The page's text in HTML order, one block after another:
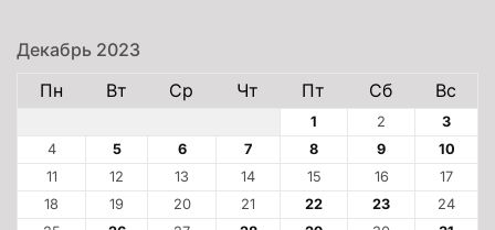
Декабрь 2023
Пн
Вт Ср Чт Пт Сб Вс
1 2
3
4
5 6 7 8 9
10
11
12 13 14 15 16
17
18
19 20 21 22 23
24